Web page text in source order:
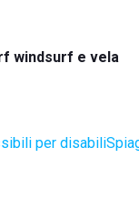
windsurf e vela
per disabili